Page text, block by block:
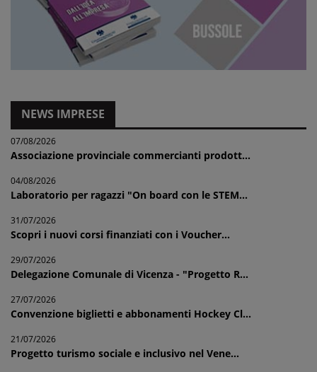
NEWS IMPRESE
07/08/2026
Associazione provinciale commercianti prodott...
04/08/2026
Laboratorio per ragazzi "On board con le STEM...
31/07/2026
Scopri i nuovi corsi finanziati con i Voucher...
29/07/2026
Delegazione Comunale di Vicenza - "Progetto R...
27/07/2026
Convenzione biglietti e abbonamenti Hockey Cl...
21/07/2026
Progetto turismo sociale e inclusivo nel Vene...